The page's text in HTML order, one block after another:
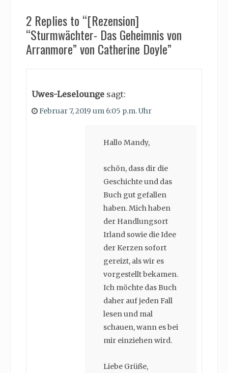
2 Replies to “[Rezension]
“Sturmwächter- Das Geheimnis von
Arranmore” von Catherine Doyle”
Uwes-Leselounge sagt:
Februar 7, 2019 um 6:05 p.m. Uhr
Hallo Mandy,
schön, dass dir die
Geschichte und das
Buch gut gefallen
haben. Mich haben
der Handlungsort
Irland sowie die Idee
der Kerzen sofort
gereizt, als wir es
vorgestellt bekamen.
Ich möchte das Buch
daher auf jeden Fall
lesen und mal
schauen, wann es bei
mir einziehen wird.
Liebe Grüße,